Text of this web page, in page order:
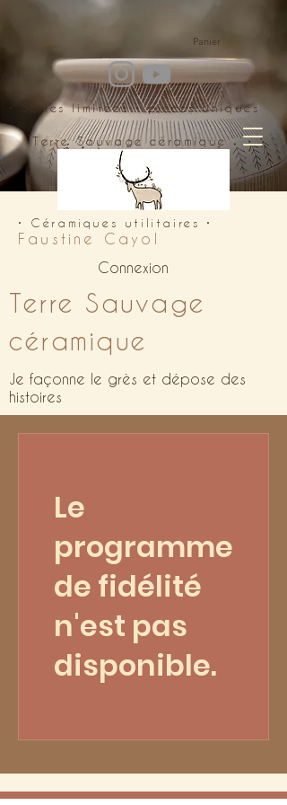
Panier
• Céramiques utilitaires •
Terre Sauvage
céramique
Faustine Cayol
Connexion
Terre Sauvage céramique
Je façonne le grès et dépose des
histoires
• Séries limitées • pièces uniques
Le
programme
de fidélité
n'est pas
disponible.